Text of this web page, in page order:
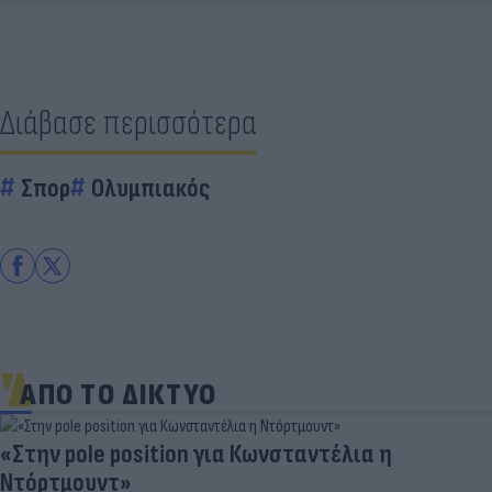
Διάβασε περισσότερα
Σπορ Ολυμπιακός
ΑΠΟ ΤΟ ΔΙΚΤΥΟ
«Στην pole position για Κωνσταντέλια η
Ντόρτμουντ»